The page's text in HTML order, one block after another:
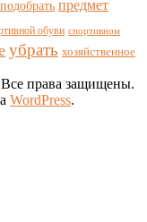
предмет
обуви спортивном
убрать хозяйственное
права защищены.
WordPress.